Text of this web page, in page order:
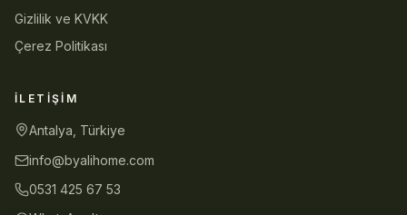
Gizlilik ve KVKK
Çerez Politikası
İLETIŞIM
Antalya, Türkiye
info@byalihome.com
0531 425 67 53